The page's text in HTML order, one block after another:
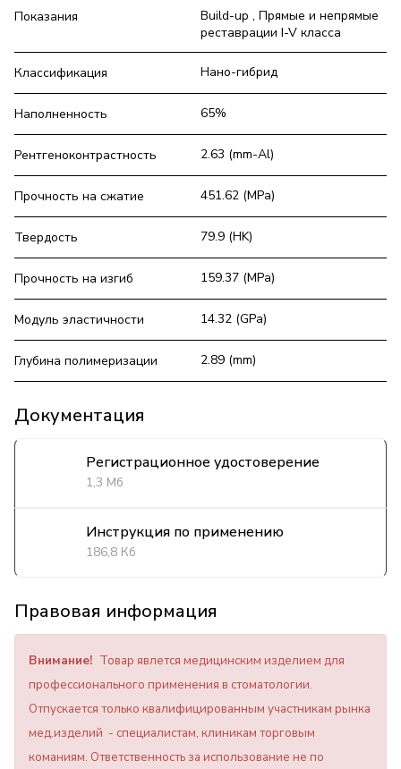
Показания
Build-up , Прямые и непрямые
реставрации I-V класса
Классификация Нано-гибрид
Наполненность 65%
Рентгеноконтрастность 2.63 (mm-Al)
Прочность на сжатие 451.62 (MPa)
Твердость 79.9 (HK)
Прочность на изгиб 159.37 (MPa)
Модуль эластичности 14.32 (GPa)
Глубина полимеризации 2.89 (mm)
Документация
Регистрационное удостоверение
1,3 Мб
Инструкция по применению
186,8 Кб
Правовая информация
Внимание! Товар явлется медицинским изделием для
профессионального применения в стоматологии.
Отпускается только квалифицированным участникам рынка
мед.изделий - специалистам, клиникам торговым
команиям. Ответственность за использование не по